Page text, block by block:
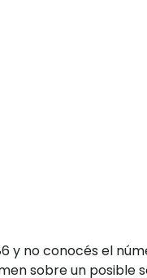
y no conocés el
sobre un posible